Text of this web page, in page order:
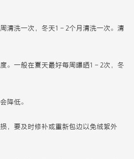
清洗一次，冬天1－2个月清洗一次。清
。一般在夏天最好每周曝晒1－2次，冬
降低。
，要及时修补或重新包边以免绒絮外